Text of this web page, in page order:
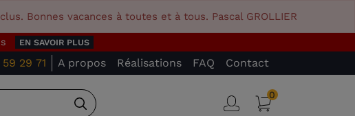
Bonnes vacances à toutes et à tous. Pascal GROLLIER
EN SAVOIR PLUS
29 71 A propos Réalisations FAQ Contact
Connexion
Panier
0